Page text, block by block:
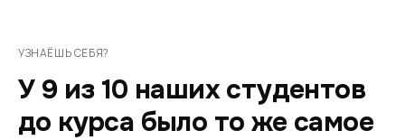
УЗНАЁШЬ СЕБЯ?
У 9 из 10 наших студентов
до курса было то же самое